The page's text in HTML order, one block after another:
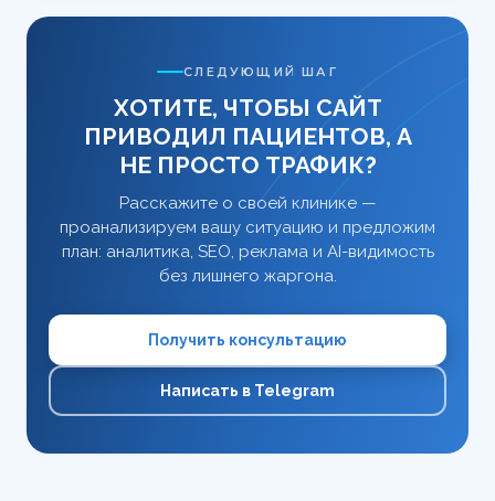
СЛЕДУЮЩИЙ ШАГ
ХОТИТЕ, ЧТОБЫ САЙТ
ПРИВОДИЛ ПАЦИЕНТОВ, А
НЕ ПРОСТО ТРАФИК?
Расскажите о своей клинике —
проанализируем вашу ситуацию и предложим
план: аналитика, SEO, реклама и AI-видимость
без лишнего жаргона.
Получить консультацию
Написать в Telegram